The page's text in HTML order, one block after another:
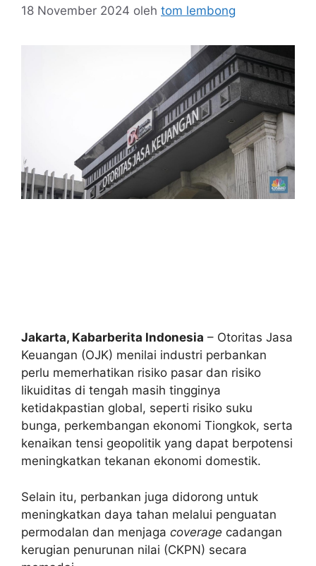
18 November 2024 oleh tom lembong
Jakarta, Kabarberita Indonesia – Otoritas Jasa
Keuangan (OJK) menilai industri perbankan
perlu memerhatikan risiko pasar dan risiko
likuiditas di tengah masih tingginya
ketidakpastian global, seperti risiko suku
bunga, perkembangan ekonomi Tiongkok, serta
kenaikan tensi geopolitik yang dapat berpotensi
meningkatkan tekanan ekonomi domestik.
Selain itu, perbankan juga didorong untuk
meningkatkan daya tahan melalui penguatan
permodalan dan menjaga coverage cadangan
kerugian penurunan nilai (CKPN) secara